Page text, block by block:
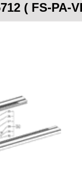
( FS-PA-